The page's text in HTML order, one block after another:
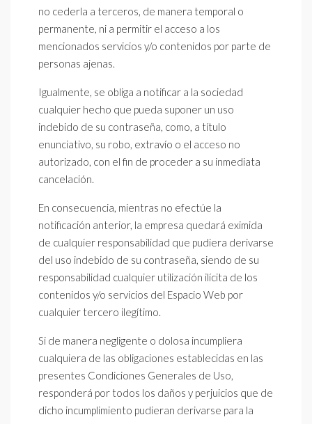
no cederla a terceros, de manera temporal o
permanente, ni a permitir el acceso a los
mencionados servicios y/o contenidos por parte de
personas ajenas.
Igualmente, se obliga a notificar a la sociedad
cualquier hecho que pueda suponer un uso
indebido de su contraseña, como, a título
enunciativo, su robo, extravío o el acceso no
autorizado, con el fin de proceder a su inmediata
cancelación.
En consecuencia, mientras no efectúe la
notificación anterior, la empresa quedará eximida
de cualquier responsabilidad que pudiera derivarse
del uso indebido de su contraseña, siendo de su
responsabilidad cualquier utilización ilícita de los
contenidos y/o servicios del Espacio Web por
cualquier tercero ilegítimo.
Si de manera negligente o dolosa incumpliera
cualquiera de las obligaciones establecidas en las
presentes Condiciones Generales de Uso,
responderá por todos los daños y perjuicios que de
dicho incumplimiento pudieran derivarse para la